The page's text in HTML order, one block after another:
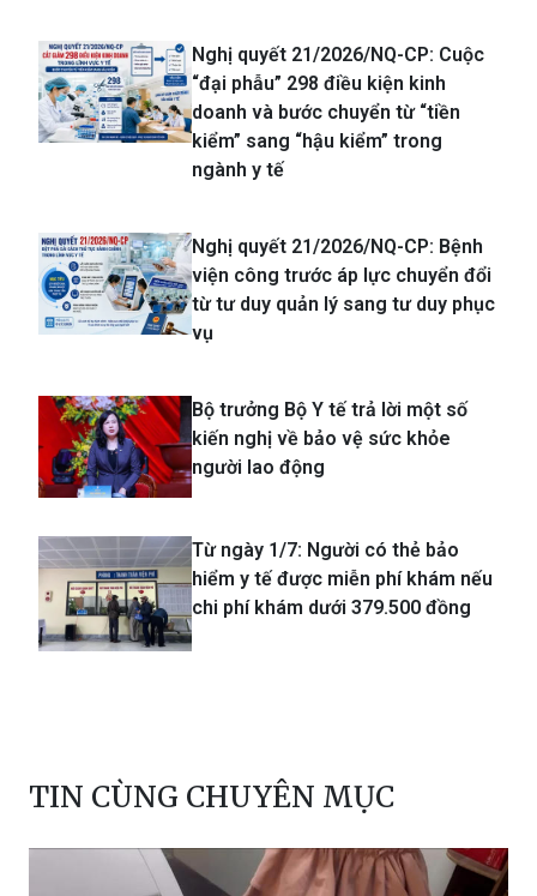
Nghị quyết 21/2026/NQ-CP: Cuộc
“đại phẫu” 298 điều kiện kinh
doanh và bước chuyển từ “tiền
kiểm” sang “hậu kiểm” trong
ngành y tế
Nghị quyết 21/2026/NQ-CP: Bệnh
viện công trước áp lực chuyển đổi
từ tư duy quản lý sang tư duy phục
vụ
Bộ trưởng Bộ Y tế trả lời một số
kiến nghị về bảo vệ sức khỏe
người lao động
Từ ngày 1/7: Người có thẻ bảo
hiểm y tế được miễn phí khám nếu
chi phí khám dưới 379.500 đồng
TIN CÙNG CHUYÊN MỤC